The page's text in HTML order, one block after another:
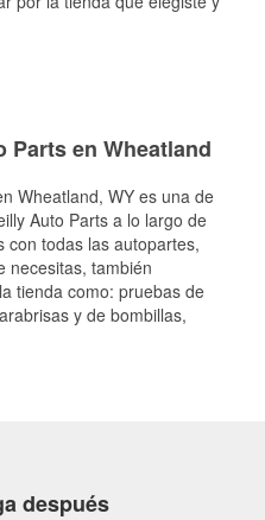
Parts en Wheatland
Wheatland, WY es una de
Auto Parts a lo largo de
con todas las autopartes,
necesitas, también
tienda como: pruebas de
y de bombillas,
después